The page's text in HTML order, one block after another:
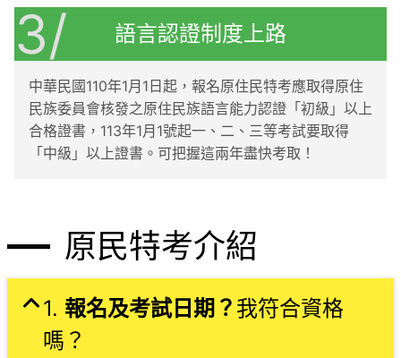
3/ 語言認證制度上路
中華民國110年1月1日起，報名原住民特考應取得原住
民族委員會核發之原住民族語言能力認證「初級」以上
合格證書，113年1月1號起一、二、三等考試要取得
「中級」以上證書。可把握這兩年盡快考取！
原民特考介紹
1. 報名及考試日期？ 我符合資格
嗎？